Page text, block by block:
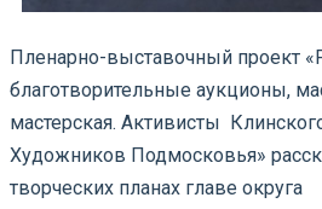
Пленарно-выставочный проект
благотворительные аукционы,
мастерская. Активисты
Художников Подмосковья»
творческих планах главе округа